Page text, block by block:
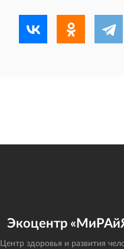
Экоцентр
Центр здоровья и развития